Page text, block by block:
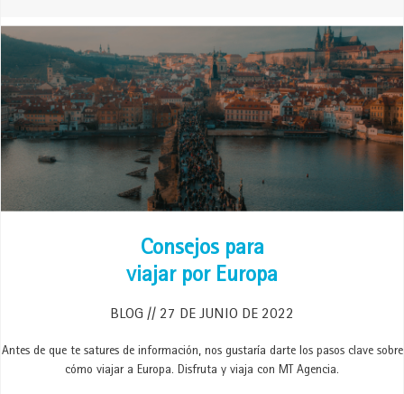
Consejos para
viajar por Europa
BLOG 27 DE JUNIO DE 2022
Antes de que te satures de información, nos gustaría darte los pasos clave sobre
cómo viajar a Europa. Disfruta y viaja con MT Agencia.